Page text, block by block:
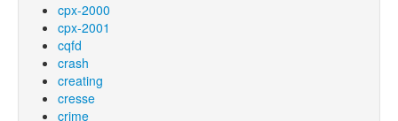
cpx-2000
cpx-2001
cqfd
crash
creating
cresse
crime